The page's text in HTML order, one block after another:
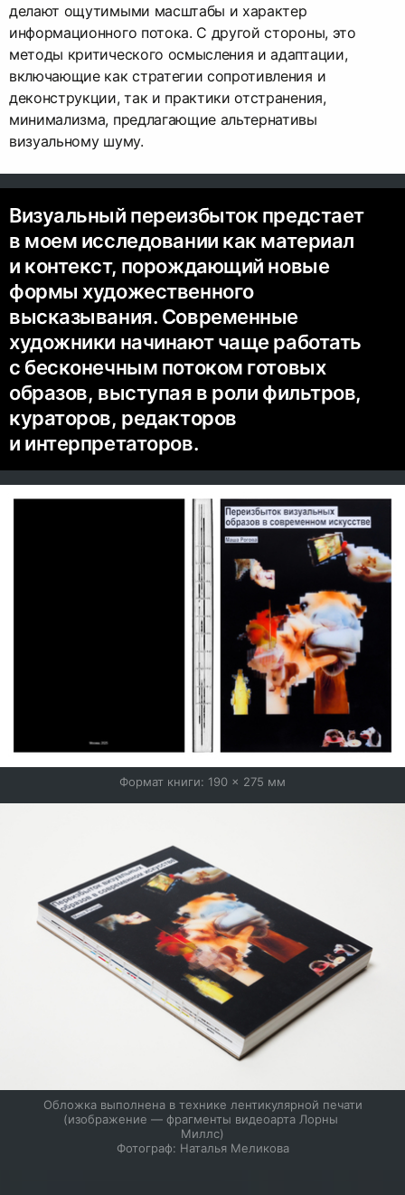
делают ощутимыми масштабы и характер
информационного потока. С другой стороны, это
методы критического осмысления и адаптации,
включающие как стратегии сопротивления и
деконструкции, так и практики отстранения,
минимализма, предлагающие альтернативы
визуальному шуму.
Визуальный переизбыток предстает
в моем исследовании как материал
и контекст, порождающий новые
формы художественного
высказывания. Современные
художники начинают чаще работать
с бесконечным потоком готовых
образов, выступая в роли фильтров,
кураторов, редакторов
и интерпретаторов.
Формат книги: 190 × 275 мм
Обложка выполнена в технике лентикулярной печати
(изображение — фрагменты видеоарта Лорны
Миллс)
Фотограф: Наталья Меликова